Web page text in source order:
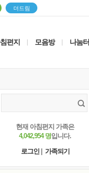
더드림
편지 모음방 나눔터
현재 아침편지 가족은
4,042,954 명입니다.
로그인
가족되기